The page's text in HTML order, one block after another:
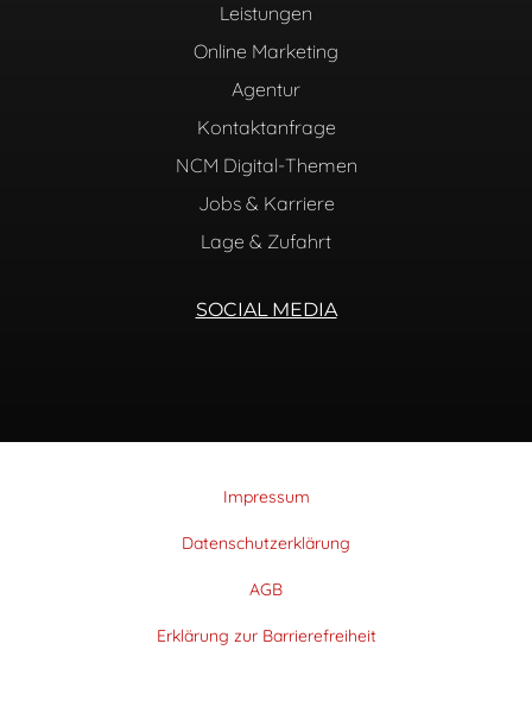
Leistungen
Online Marketing
Agentur
Kontaktanfrage
NCM Digital-Themen
Jobs & Karriere
Lage & Zufahrt
SOCIAL MEDIA
Impressum
Datenschutzerklärung
AGB
Erklärung zur Barrierefreiheit